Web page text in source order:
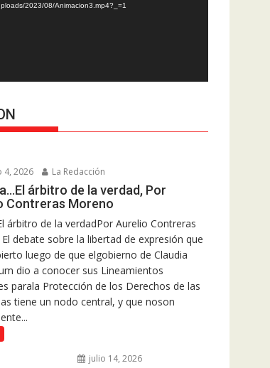
2023/08/Animacion3.mp4?_=1
4, 2026 La Redacción
árbitro de la verdad, Por
Contreras Moreno
árbitro de la verdadPor Aurelio Contreras
debate sobre la libertad de expresión que
luego de que elgobierno de Claudia
dio a conocer sus Lineamientos
parala Protección de los Derechos de las
tiene un nodo central, y que noson
julio 14, 2026